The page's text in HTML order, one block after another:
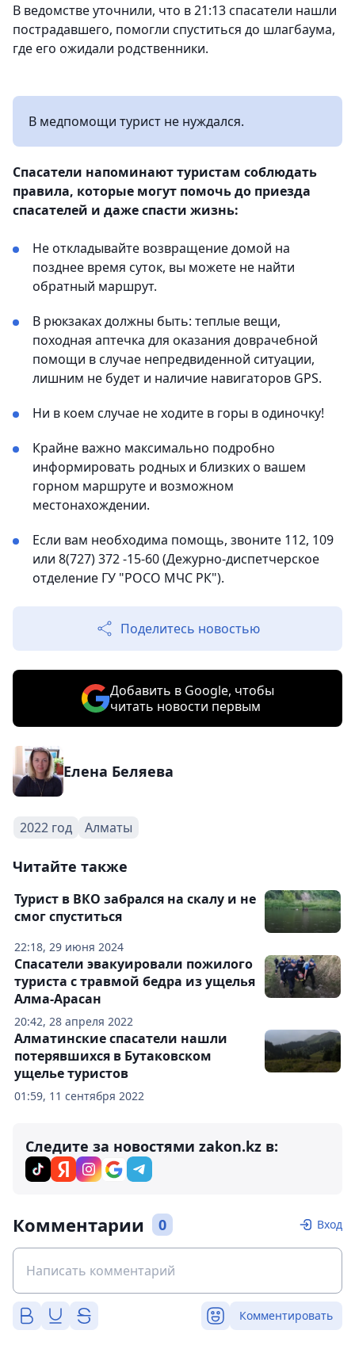
В ведомстве уточнили, что в 21:13 спасатели нашли
пострадавшего, помогли спуститься до шлагбаума,
где его ожидали родственники.
В медпомощи турист не нуждался.
Спасатели напоминают туристам соблюдать
правила, которые могут помочь до приезда
спасателей и даже спасти жизнь:
Не откладывайте возвращение домой на
позднее время суток, вы можете не найти
обратный маршрут.
В рюкзаках должны быть: теплые вещи,
походная аптечка для оказания доврачебной
помощи в случае непредвиденной ситуации,
лишним не будет и наличие навигаторов GPS.
Ни в коем случае не ходите в горы в одиночку!
Крайне важно максимально подробно
информировать родных и близких о вашем
горном маршруте и возможном
местонахождении.
Если вам необходима помощь, звоните 112, 109
или 8(727) 372 -15-60 (Дежурно-диспетчерское
отделение ГУ "РОСО МЧС РК").
Поделитесь новостью
Добавить в Google, чтобы
читать новости первым
Елена Беляева
2022 год Алматы
Читайте также
22:18, 29 июня 2024
Турист в ВКО забрался на скалу и не
смог спуститься
20:42, 28 апреля 2022
Спасатели эвакуировали пожилого
туриста с травмой бедра из ущелья
Алма-Арасан
01:59, 11 сентября 2022
Алматинские спасатели нашли
потерявшихся в Бутаковском
ущелье туристов
Следите за новостями zakon.kz в:
Комментарии 0 Вход
Комментировать